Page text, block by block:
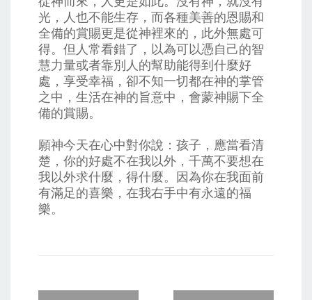
光，人也不能生存，而各種美善的恩賜和
全備的賞賜更是從神裡來的，此外無處可
得。但人常看錯了，以為可以憑自己的智
慧力量或者靠別人的幫助能得到什麼好
處，享受幸福，卻不知一切都在神的掌管
之中，生活在神的旨意中，會蒙神賜下全
備的賞賜。
願神今天在心中對你說：孩子，應當看清
楚，你的好處不在我以外，千萬不要想在
我以外求什麼，得什麼。因為你在我面前
有滿足的喜樂，在我右手中有永遠的福
樂。